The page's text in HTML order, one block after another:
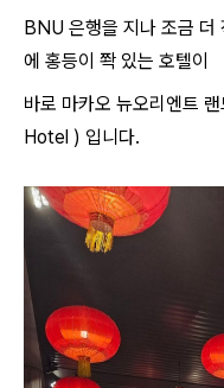
BNU 은행을 지나 조금 더
에 홍등이 쫙 있는 호텔이
바로 마카오 뉴오리엔트
Hotel ) 입니다.